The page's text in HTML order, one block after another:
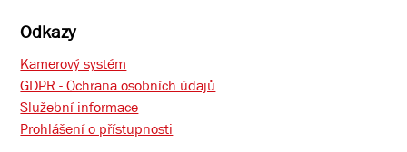
Odkazy
Kamerový systém
GDPR - Ochrana osobních údajů
Služební informace
Prohlášení o přístupnosti